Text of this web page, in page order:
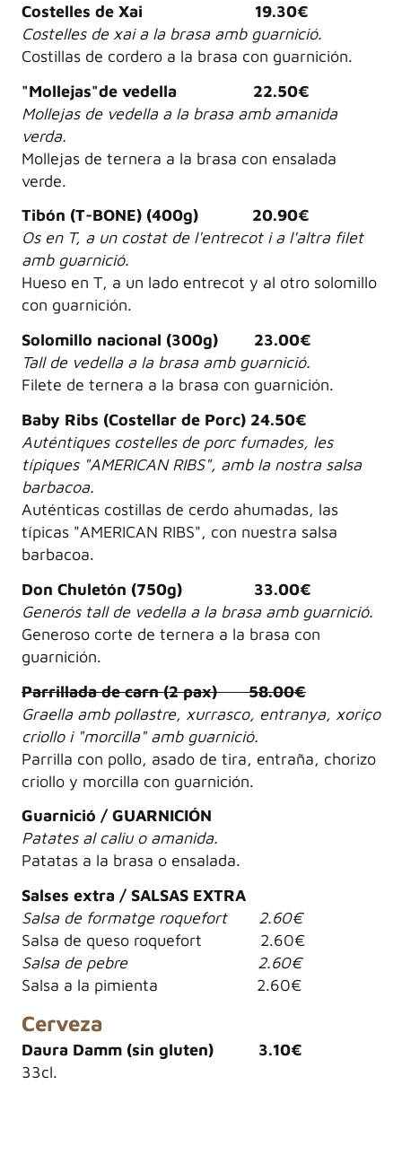
Costelles de Xai 19.30€
Costelles de xai a la brasa amb guarnició.
Costillas de cordero a la brasa con guarnición.
"Mollejas"de vedella 22.50€
Mollejas de vedella a la brasa amb amanida
verda.
Mollejas de ternera a la brasa con ensalada
verde.
Tibón (T-BONE) (400g) 20.90€
Os en T, a un costat de l'entrecot i a l'altra filet
amb guarnició.
Hueso en T, a un lado entrecot y al otro solomillo
con guarnición.
Solomillo nacional (300g) 23.00€
Tall de vedella a la brasa amb guarnició.
Filete de ternera a la brasa con guarnición.
Baby Ribs (Costellar de Porc) 24.50€
Auténtiques costelles de porc fumades, les
típiques "AMERICAN RIBS", amb la nostra salsa
barbacoa.
Auténticas costillas de cerdo ahumadas, las
típicas "AMERICAN RIBS", con nuestra salsa
barbacoa.
Don Chuletón (750g) 33.00€
Generós tall de vedella a la brasa amb guarnició.
Generoso corte de ternera a la brasa con
guarnición.
Parrillada de carn (2 pax) 58.00€
Graella amb pollastre, xurrasco, entranya, xoriço
criollo i "morcilla" amb guarnició.
Parrilla con pollo, asado de tira, entraña, chorizo
criollo y morcilla con guarnición.
Guarnició / GUARNICIÓN
Patates al caliu o amanida.
Patatas a la brasa o ensalada.
Salses extra / SALSAS EXTRA
Salsa de formatge roquefort 2.60€
Salsa de queso roquefort 2.60€
Salsa de pebre 2.60€
Salsa a la pimienta 2.60€
Cerveza
Daura Damm (sin gluten) 3.10€
33cl.